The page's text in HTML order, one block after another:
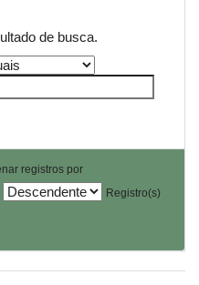
de busca.
registros por
Registro(s)